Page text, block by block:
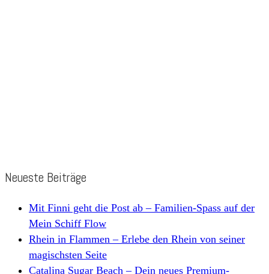
Neueste Beiträge
Mit Finni geht die Post ab – Familien-Spass auf der
Mein Schiff Flow
Rhein in Flammen – Erlebe den Rhein von seiner
magischsten Seite
Catalina Sugar Beach – Dein neues Premium-